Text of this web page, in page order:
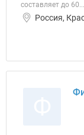
составляет до 60...
Россия,